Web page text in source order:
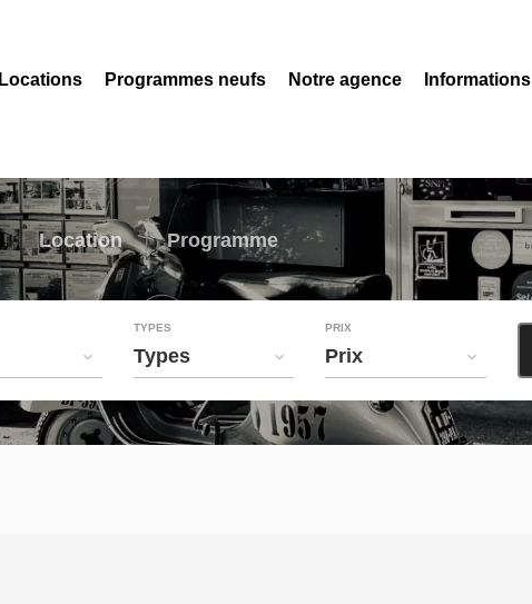
Locations Programmes neufs Notre agence Informations
Location Programme
TYPES
Types
PRIX
Prix